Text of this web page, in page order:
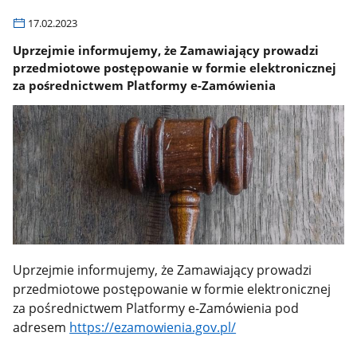
17.02.2023
Uprzejmie informujemy, że Zamawiający prowadzi
przedmiotowe postępowanie w formie elektronicznej
za pośrednictwem Platformy e-Zamówienia
Uprzejmie informujemy, że Zamawiający prowadzi
przedmiotowe postępowanie w formie elektronicznej
za pośrednictwem Platformy e-Zamówienia pod
adresem https://ezamowienia.gov.pl/